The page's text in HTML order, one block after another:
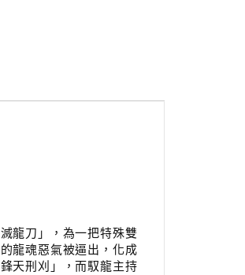
龍刀」，為一把特殊雙
龍魂惡氣被逼出，化成
天刑刈」，而馭龍主持